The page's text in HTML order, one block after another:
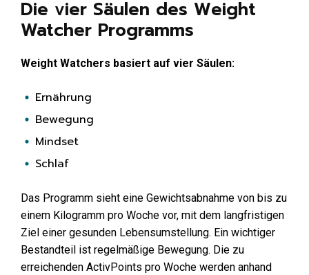
Die vier Säulen des Weight
Watcher Programms
Weight Watchers basiert auf vier Säulen:
Ernährung
Bewegung
Mindset
Schlaf
Das Programm sieht eine Gewichtsabnahme von bis zu
einem Kilogramm pro Woche vor, mit dem langfristigen
Ziel einer gesunden Lebensumstellung. Ein wichtiger
Bestandteil ist regelmäßige Bewegung. Die zu
erreichenden ActivPoints pro Woche werden anhand